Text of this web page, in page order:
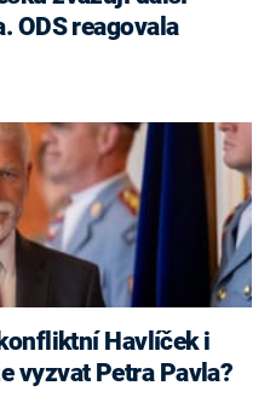
ODS reagovala
vyzvat Petra Pavla?